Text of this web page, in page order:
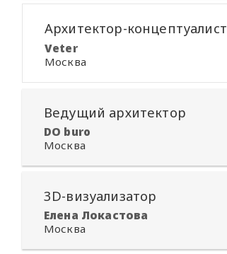
Архитектор-концептуалист
Veter
Москва
Ведущий архитектор
DO buro
Москва
3D-визуализатор
Елена Локастова
Москва